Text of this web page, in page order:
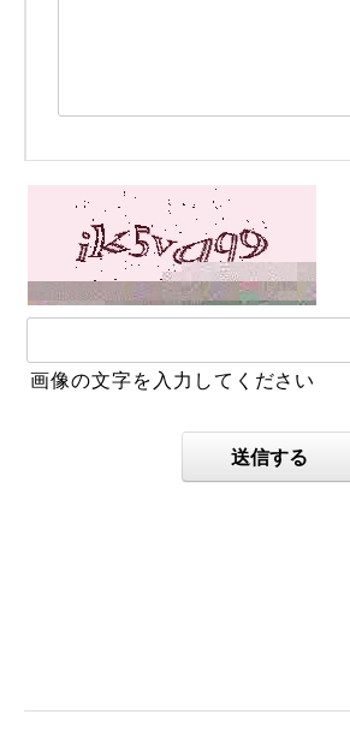
画像の文字を入力してください
送信する